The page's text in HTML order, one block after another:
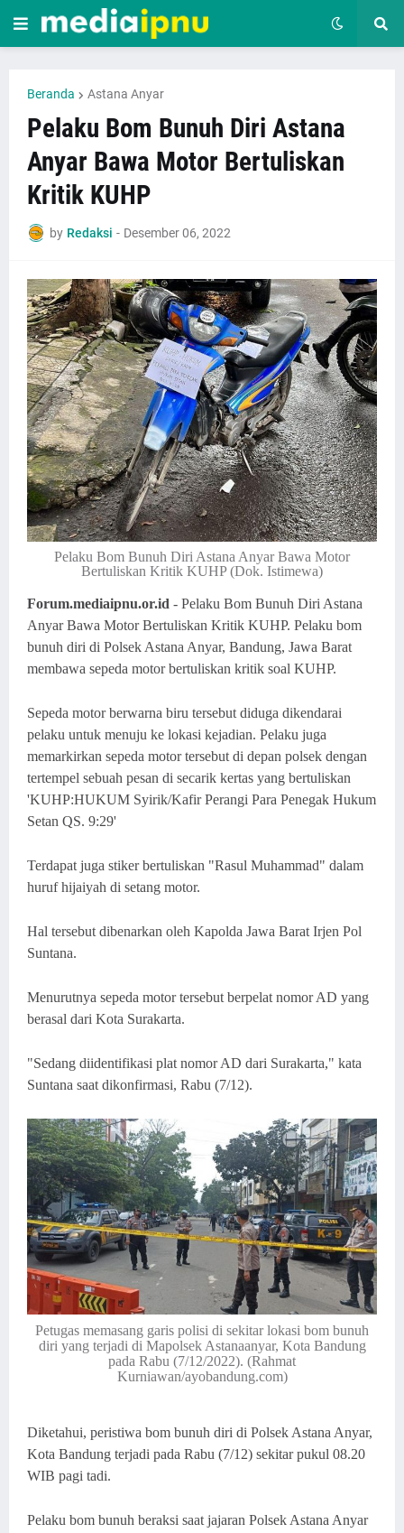
Beranda Astana Anyar
Pelaku Bom Bunuh Diri Astana
Anyar Bawa Motor Bertuliskan
Kritik KUHP
by Redaksi - Desember 06, 2022
Pelaku Bom Bunuh Diri Astana Anyar Bawa Motor
Bertuliskan Kritik KUHP (Dok. Istimewa)
Forum.mediaipnu.or.id - Pelaku Bom Bunuh Diri Astana
Anyar Bawa Motor Bertuliskan Kritik KUHP. Pelaku bom
bunuh diri di Polsek Astana Anyar, Bandung, Jawa Barat
membawa sepeda motor bertuliskan kritik soal KUHP.
Sepeda motor berwarna biru tersebut diduga dikendarai
pelaku untuk menuju ke lokasi kejadian. Pelaku juga
memarkirkan sepeda motor tersebut di depan polsek dengan
tertempel sebuah pesan di secarik kertas yang bertuliskan
'KUHP:HUKUM Syirik/Kafir Perangi Para Penegak Hukum
Setan QS. 9:29'
Terdapat juga stiker bertuliskan "Rasul Muhammad" dalam
huruf hijaiyah di setang motor.
Hal tersebut dibenarkan oleh Kapolda Jawa Barat Irjen Pol
Suntana.
Menurutnya sepeda motor tersebut berpelat nomor AD yang
berasal dari Kota Surakarta.
"Sedang diidentifikasi plat nomor AD dari Surakarta," kata
Suntana saat dikonfirmasi, Rabu (7/12).
Petugas memasang garis polisi di sekitar lokasi bom bunuh
diri yang terjadi di Mapolsek Astanaanyar, Kota Bandung
pada Rabu (7/12/2022). (Rahmat
Kurniawan/ayobandung.com)
Diketahui, peristiwa bom bunuh diri di Polsek Astana Anyar,
Kota Bandung terjadi pada Rabu (7/12) sekitar pukul 08.20
WIB pagi tadi.
Pelaku bom bunuh beraksi saat jajaran Polsek Astana Anyar